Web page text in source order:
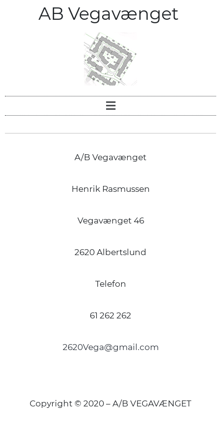
AB Vegavænget
A/B Vegavænget
Henrik Rasmussen
Vegavænget 46
2620 Albertslund
Telefon
61 262 262
2620Vega@gmail.com
Copyright © 2020 – A/B VEGAVÆNGET